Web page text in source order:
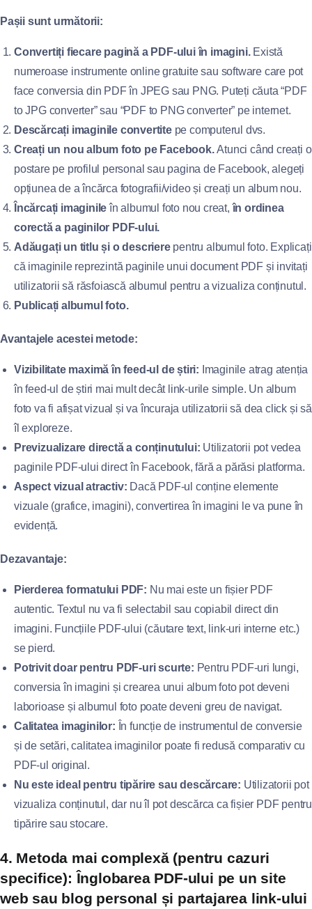
Pașii sunt următorii:
Convertiți fiecare pagină a PDF-ului în imagini.Există
numeroase instrumente online gratuite sau software care pot
face conversia din PDF în JPEG sau PNG. Puteți căuta “PDF
to JPG converter” sau “PDF to PNG converter” pe internet.
Descărcați imaginile convertitepe computerul dvs.
Creați un nou album foto pe Facebook.Atunci când creați o
postare pe profilul personal sau pagina de Facebook, alegeți
opțiunea de a încărca fotografii/video și creați un album nou.
Încărcați imaginileîn albumul foto nou creat,în ordinea
corectă a paginilor PDF-ului.
Adăugați un titlu și o descrierepentru albumul foto. Explicați
că imaginile reprezintă paginile unui document PDF și invitați
utilizatorii să răsfoiască albumul pentru a vizualiza conținutul.
Publicați albumul foto.
Avantajele acestei metode:
Vizibilitate maximă în feed-ul de știri: Imaginile atrag atenția
în feed-ul de știri mai mult decât link-urile simple. Un album
foto va fi afișat vizual și va încuraja utilizatorii să dea click și să
îl exploreze.
Previzualizare directă a conținutului: Utilizatorii pot vedea
paginile PDF-ului direct în Facebook, fără a părăsi platforma.
Aspect vizual atractiv: Dacă PDF-ul conține elemente
vizuale (grafice, imagini), convertirea în imagini le va pune în
evidență.
Dezavantaje:
Pierderea formatului PDF: Nu mai este un fișier PDF
autentic. Textul nu va fi selectabil sau copiabil direct din
imagini. Funcțiile PDF-ului (căutare text, link-uri interne etc.)
se pierd.
Potrivit doar pentru PDF-uri scurte: Pentru PDF-uri lungi,
conversia în imagini și crearea unui album foto pot deveni
laborioase și albumul foto poate deveni greu de navigat.
Calitatea imaginilor: În funcție de instrumentul de conversie
și de setări, calitatea imaginilor poate fi redusă comparativ cu
PDF-ul original.
Nu este ideal pentru tipărire sau descărcare: Utilizatorii pot
vizualiza conținutul, dar nu îl pot descărca ca fișier PDF pentru
tipărire sau stocare.
4. Metoda mai complexă (pentru cazuri
specifice): Înglobarea PDF-ului pe un site
web sau blog personal și partajarea link-ului